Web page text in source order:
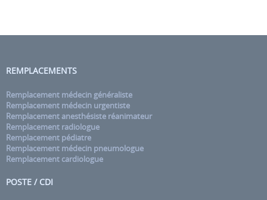
REMPLACEMENTS
Remplacement médecin généraliste
Remplacement médecin urgentiste
Remplacement anesthésiste réanimateur
Remplacement radiologue
Remplacement pédiatre
Remplacement médecin pneumologue
Remplacement cardiologue
POSTE / CDI